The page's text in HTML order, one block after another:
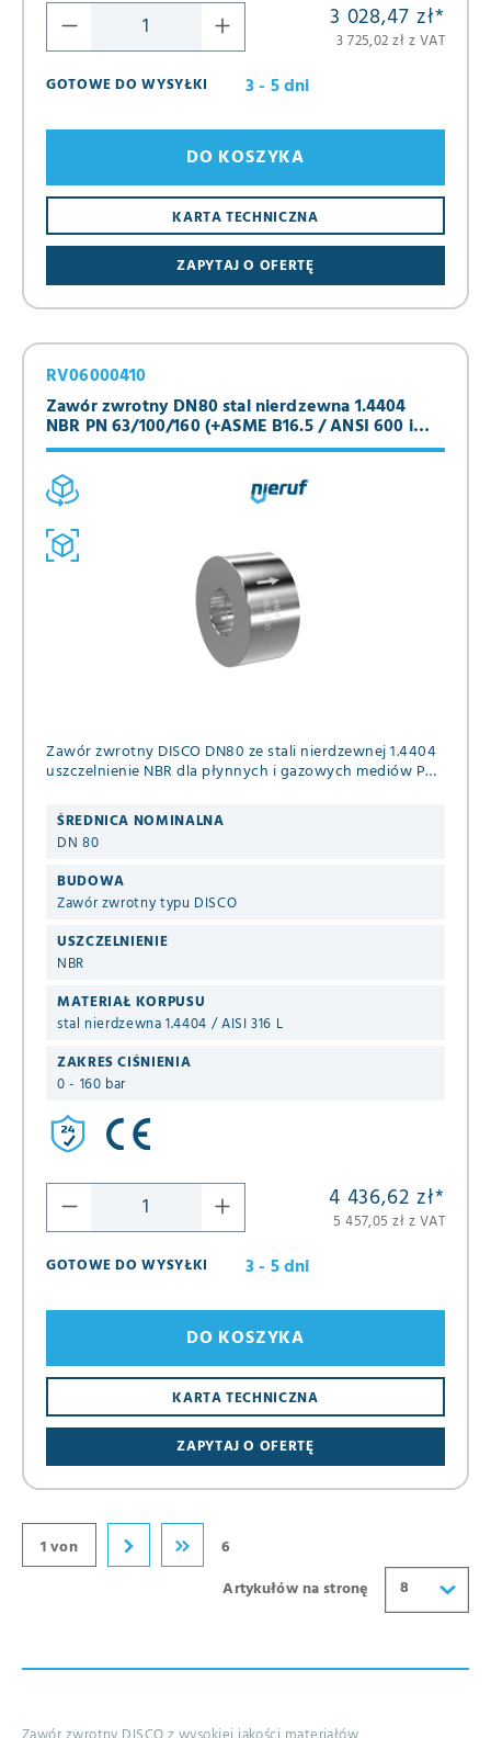
3 028,47 zł*
3 725,02 zł z VAT
GOTOWE DO WYSYŁKI
3 - 5 dni
ZAPYTAJ O OFERTĘ
KARTA TECHNICZNA
DO KOSZYKA
Zawór zwrotny DN80 stal nierdzewna 1.4404
NBR PN 63/100/160 (+ASME B16.5 / ANSI 600 i
900)
RV06000410
Zawór zwrotny DISCO DN80 ze stali nierdzewnej 1.4404
uszczelnienie NBR dla płynnych i gazowych mediów PN
B1ŚREDNICA NOMINALNA
DN 80
BUDOWA
Zawór zwrotny typu DISCO
USZCZELNIENIE
NBR
MATERIAŁ KORPUSU
stal nierdzewna 1.4404 / AISI 316 L
ZAKRES CIŚNIENIA
0 - 160 bar
4 436,62 zł*
5 457,05 zł z VAT
GOTOWE DO WYSYŁKI
3 - 5 dni
ZAPYTAJ O OFERTĘ
KARTA TECHNICZNA
DO KOSZYKA
1 von
6
Artykułów na stronę
8
8
16